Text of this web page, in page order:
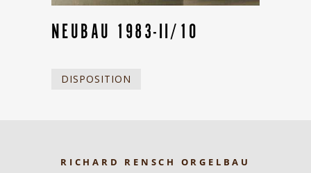
NEUBAU 1983-II/10
DISPOSITION
RICHARD RENSCH ORGELBAU